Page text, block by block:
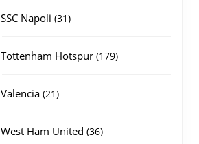
SSC Napoli 3131
Tottenham Hotspur 179179
Valencia 2121
West Ham United 3636